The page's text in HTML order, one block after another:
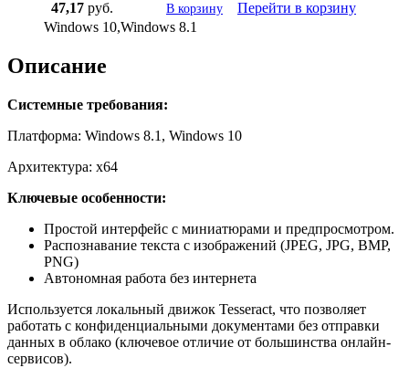
47,17 руб. В корзину
Перейти в корзину
Windows 10,Windows 8.1
Описание
Системные требования:
Платформа: Windows 8.1, Windows 10
Архитектура: x64
Ключевые особенности:
Простой интерфейс с миниатюрами и предпросмотром.
Распознавание текста с изображений (JPEG, JPG, BMP,
PNG)
Автономная работа без интернета
Используется локальный движок Tesseract, что позволяет
работать с конфиденциальными документами без отправки
данных в облако (ключевое отличие от большинства онлайн-
сервисов).